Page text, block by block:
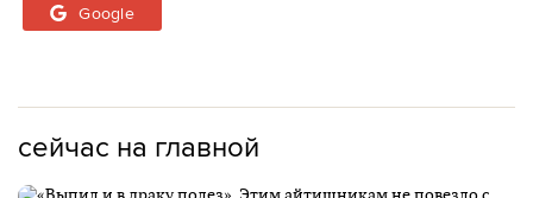
Google
сейчас на главной